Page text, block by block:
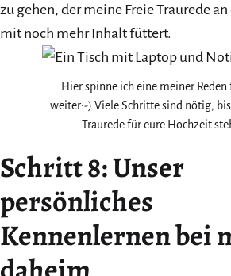
zu gehen, der meine Freie Traurede
mit noch mehr Inhalt füttert.
Hier spinne ich eine meiner Reden
weiter:-) Viele Schritte sind nötig, bis
Traurede für eure Hochzeit
Schritt 8: Unser
persönliches
Kennenlernen bei